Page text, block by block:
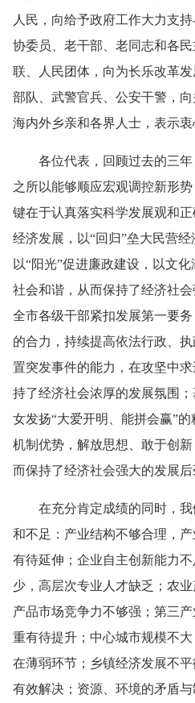
人民，向给予政府工作大力支
协委员、老干部、老同志和各
联、人民团体，向为长乐改革
部队、武警官兵、公安干警，
海内外乡亲和各界人士，表示衷
各位代表，回顾过去的三
之所以能够顺应宏观调控新形
键在于认真落实科学发展观和
经济发展，以“回归”垒大民营
以“阳光”促进廉政建设，以文
社会和谐，从而保持了经济社会
全市各级干部紧扣发展第一要
的合力，持续提高依法行政、
置突发事件的能力，在攻坚中
持了经济社会浓厚的发展氛围；
女发扬“大爱开明、能拼会赢”
机制优势，解放思想、敢于创
而保持了经济社会强大的发展后
在充分肯定成绩的同时，
和不足：产业结构不够合理，
有待延伸；企业自主创新能力
少，高层次专业人才缺乏；农
产品市场竞争力不够强；第三
重有待提升；中心城市规模不
在薄弱环节；乡镇经济发展不
有效解决；资源、环境的矛盾